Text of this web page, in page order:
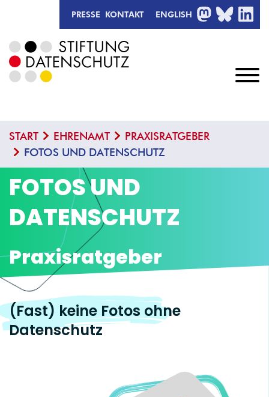
PRESSE KONTAKT ENGLISH MASTODON
BLUESKY
START EHRENAMT
PRAXISRATGEBER
FOTOS UND DATENSCHUTZ
FOTOS UND
DATENSCHUTZ
Praxisratgeber
(Fast) keine Fotos ohne
Datenschutz